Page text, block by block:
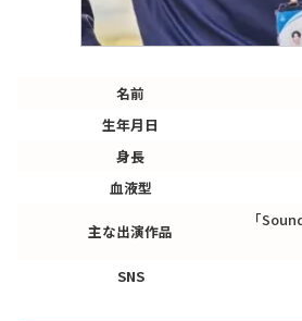
名前
生年月日
身長
血液型
主な出演作品
「
SNS